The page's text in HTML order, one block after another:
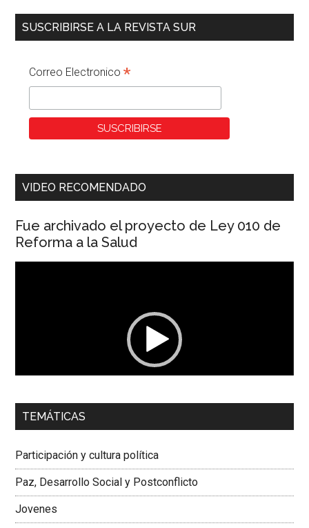
SUSCRIBIRSE A LA REVISTA SUR
Correo Electronico*
VIDEO RECOMENDADO
Fue archivado el proyecto de Ley 010 de
Reforma a la Salud
00:00 01:04
Dra. Carolina Corcho Mejía,Presidenta Corporación
Colombiana
TEMÁTICAS
Participación y cultura política
Paz, Desarrollo Social y Postconflicto
Jovenes